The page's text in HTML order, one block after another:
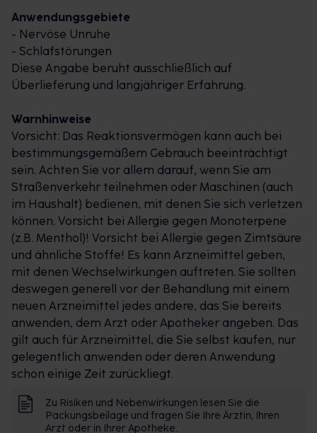
Anwendungsgebiete
- Nervöse Unruhe
- Schlafstörungen
Diese Angabe beruht ausschließlich auf
Überlieferung und langjähriger Erfahrung.
Warnhinweise
Vorsicht: Das Reaktionsvermögen kann auch bei
bestimmungsgemäßem Gebrauch beeinträchtigt
sein. Achten Sie vor allem darauf, wenn Sie am
Straßenverkehr teilnehmen oder Maschinen (auch
im Haushalt) bedienen, mit denen Sie sich verletzen
können. Vorsicht bei Allergie gegen Monoterpene
(z.B. Menthol)! Vorsicht bei Allergie gegen Zimtsäure
und ähnliche Stoffe! Es kann Arzneimittel geben,
mit denen Wechselwirkungen auftreten. Sie sollten
deswegen generell vor der Behandlung mit einem
neuen Arzneimittel jedes andere, das Sie bereits
anwenden, dem Arzt oder Apotheker angeben. Das
gilt auch für Arzneimittel, die Sie selbst kaufen, nur
gelegentlich anwenden oder deren Anwendung
schon einige Zeit zurückliegt.
Zu Risiken und Nebenwirkungen lesen Sie die
Packungsbeilage und fragen Sie Ihre Ärztin, Ihren
Arzt oder in Ihrer Apotheke.